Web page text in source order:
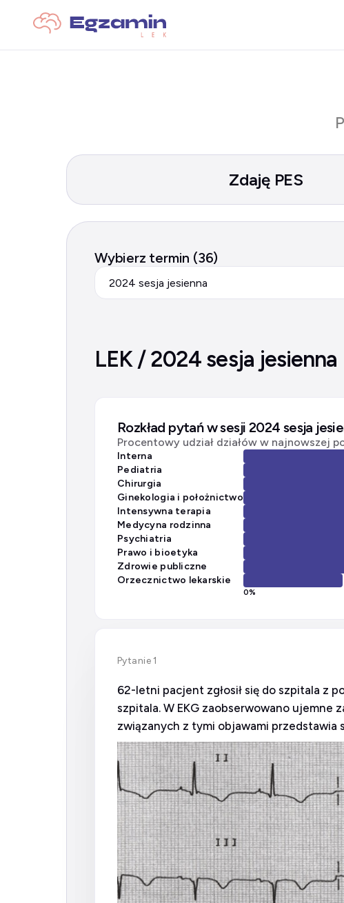
Zdaję PES
Wybierz termin (36)
2024 sesja jesienna
LEK / 2024 sesja jesienna
Rozkład pytań w sesji 2024 sesja
Procentowy udział działów w najnowszej
Interna
Pediatria
Chirurgia
Ginekologia i położnictwo
Intensywna terapia
Medycyna rodzinna
Psychiatria
Prawo i bioetyka
Zdrowie publiczne
Orzecznictwo lekarskie
0%
Pytanie 1
62-letni pacjent zgłosił się do szpitala z
szpitala. W EKG zaobserwowano ujemne
związanych z tymi objawami przedstawia